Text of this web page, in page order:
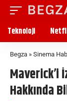
Teknoloji
Begza » Sinema
Maverick’i
Hakkında